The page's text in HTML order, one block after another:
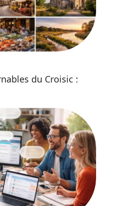
du Croisic :